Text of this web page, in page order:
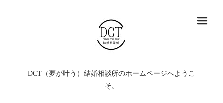
DCT（夢が叶う）結婚相談所のホームページへようこ
そ。